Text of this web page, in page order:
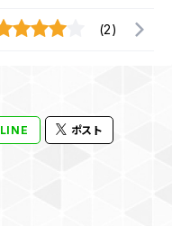
(2)
LINE ポスト